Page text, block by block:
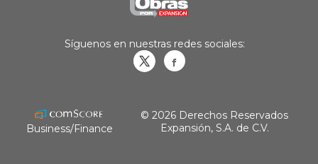
Síguenos en nuestras redes sociales:
Business/Finance
© 2026 Derechos Reservados
Expansión, S.A. de C.V.